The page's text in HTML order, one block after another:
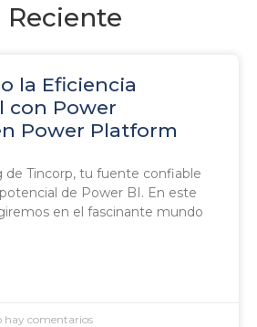
la Eficiencia
con Power
Power Platform
de Tincorp, tu fuente confiable
de Power BI. En este
en el fascinante mundo
hay comentarios